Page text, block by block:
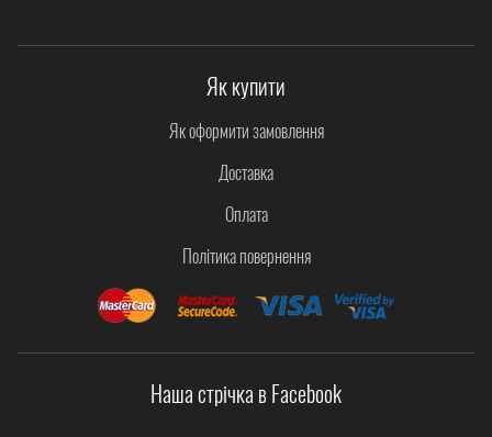
Як купити
Як оформити замовлення
Доставка
Оплата
Політика повернення
Наша стрічка в Facebook